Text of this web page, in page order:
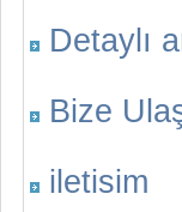
Detaylı
Bize
iletisim